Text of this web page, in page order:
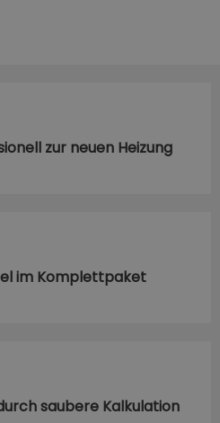
zur neuen Heizung
im Komplettpaket
saubere Kalkulation